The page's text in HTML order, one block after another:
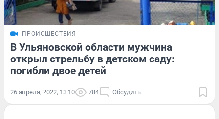
ПРОИСШЕСТВИЯ
В Ульяновской области мужчина
открыл стрельбу в детском саду:
погибли двое детей
26 апреля, 2022, 13:10 784 Обсудить